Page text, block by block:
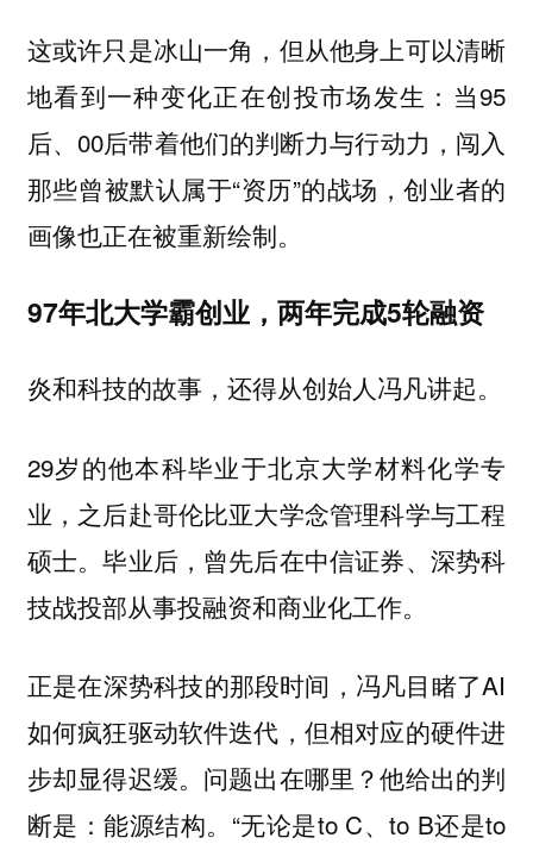
这或许只是冰山一角，但从他身上可以清晰
地看到一种变化正在创投市场发生：当95
后、00后带着他们的判断力与行动力，闯入
那些曾被默认属于“资历”的战场，创业者的
画像也正在被重新绘制。
97年北大学霸创业，两年完成5轮融资
炎和科技的故事，还得从创始人冯凡讲起。
29岁的他本科毕业于北京大学材料化学专
业，之后赴哥伦比亚大学念管理科学与工程
硕士。毕业后，曾先后在中信证券、深势科
技战投部从事投融资和商业化工作。
正是在深势科技的那段时间，冯凡目睹了AI
如何疯狂驱动软件迭代，但相对应的硬件进
步却显得迟缓。问题出在哪里？他给出的判
断是：能源结构。“无论是to C、to B还是to